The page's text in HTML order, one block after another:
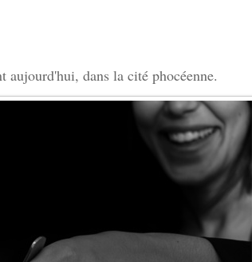
aujourd'hui, dans la cité phocéenne.